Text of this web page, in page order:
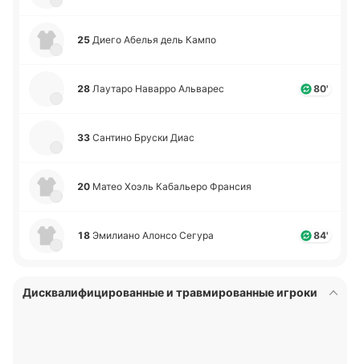
25 Диего Абелья дель Кампо
28 Лау­та­ро На­ва­рро Альва­рес 80'
33 Са­нти­но Бруски Диас
20 Матео Хоэль Ка­ба­лье­ро Фра­нсия
18 Эми­лиа­но Алонсо Сегура 84'
Дисквалифицированные и травмированные игроки